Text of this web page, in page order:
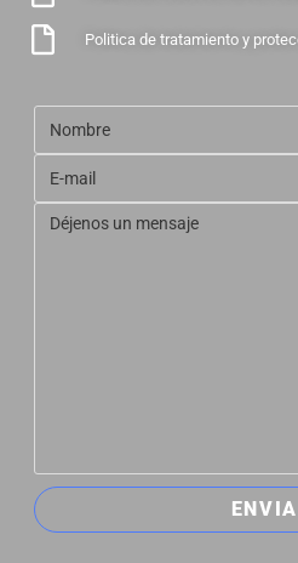
Politica de tratamiento y